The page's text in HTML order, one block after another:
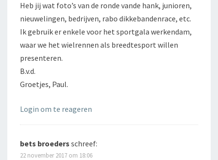
Heb jij wat foto’s van de ronde vande hank, junioren,
nieuwelingen, bedrijven, rabo dikkebandenrace, etc.
Ik gebruik er enkele voor het sportgala werkendam,
waar we het wielrennen als breedtesport willen
presenteren.
B.v.d.
Groetjes, Paul.
Login om te reageren
bets broeders schreef:
22 november 2017 om 18:06